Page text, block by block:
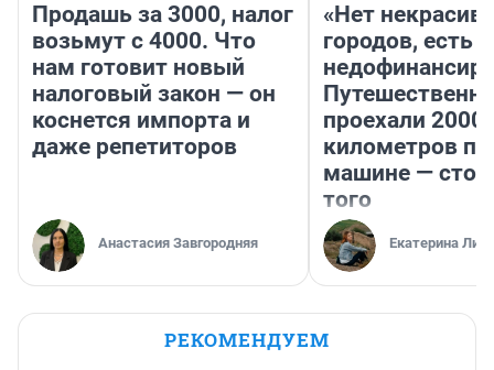
Продашь за 3000, налог
возьмут с 4000. Что
нам готовит новый
налоговый закон — он
коснется импорта и
даже репетиторов
Анастасия Завгородняя
«Нет
городов, есть
проехали 2000
километров по
машине —
того
Екатерина
РЕКОМЕНДУЕМ